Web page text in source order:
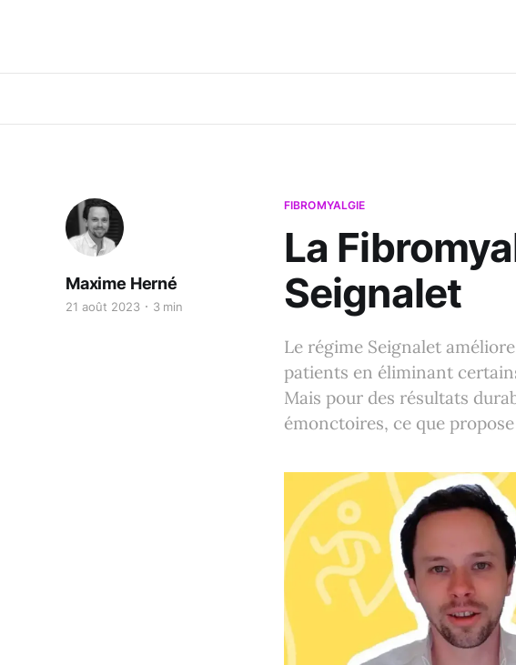
FIBROMYALGIE
La
Seignalet
Le régime Seignalet
patients en éliminant
Mais pour des résultats
émonctoires, ce que propose
Maxime Herné
21 août 2023 3 min